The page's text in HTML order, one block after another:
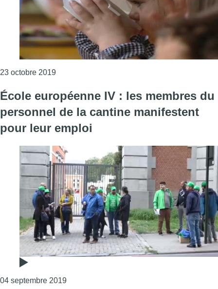
23 octobre 2019Consulter l'article "Le PTB veut supprimer la
École européenne IV : les membres du
personnel de la cantine manifestent
pour leur emploi
04 septembre 2019Consulter l'article "École européenne IV :